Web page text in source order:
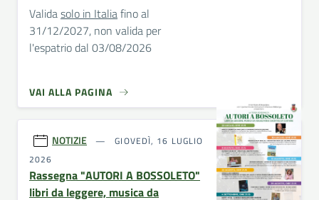
Validasolo in Italiafino al
31/12/2027, non valida per
l'espatrio dal 03/08/2026
VAI ALLA PAGINA
NOTIZIE
GIOVEDÌ, 16 LUGLIO
2026
Rassegna "AUTORI A BOSSOLETO"
libri da leggere, musica da